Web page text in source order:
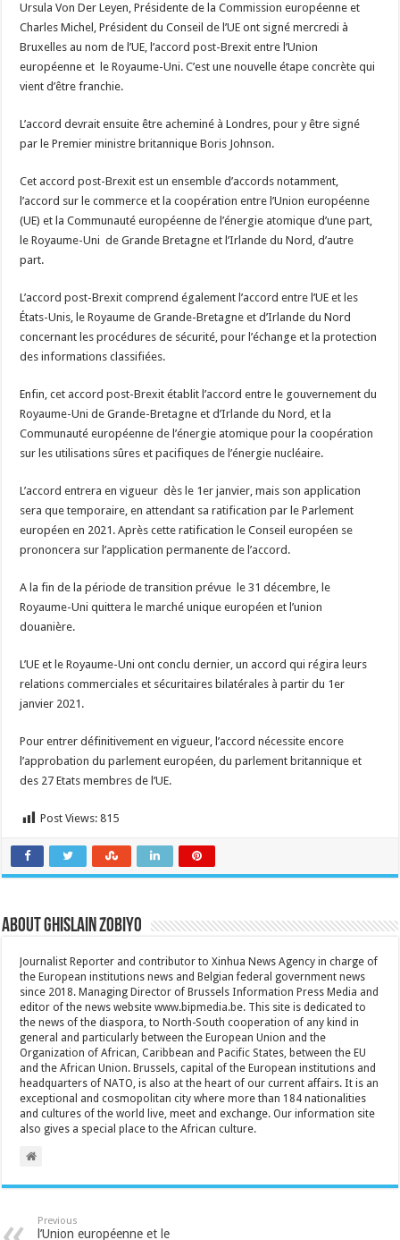
Ursula Von Der Leyen, Présidente de la Commission européenne et
Charles Michel, Président du Conseil de l’UE ont signé mercredi à
Bruxelles au nom de l’UE, l’accord post-Brexit entre l’Union
européenne et le Royaume-Uni. C’est une nouvelle étape concrète qui
vient d’être franchie.
L’accord devrait ensuite être acheminé à Londres, pour y être signé
par le Premier ministre britannique Boris Johnson.
Cet accord post-Brexit est un ensemble d’accords notamment,
l’accord sur le commerce et la coopération entre l’Union européenne
(UE) et la Communauté européenne de l’énergie atomique d’une part,
le Royaume-Uni de Grande Bretagne et l’Irlande du Nord, d’autre
part.
L’accord post-Brexit comprend également l’accord entre l’UE et les
États-Unis, le Royaume de Grande-Bretagne et d’Irlande du Nord
concernant les procédures de sécurité, pour l’échange et la protection
des informations classifiées.
Enfin, cet accord post-Brexit établit l’accord entre le gouvernement du
Royaume-Uni de Grande-Bretagne et d’Irlande du Nord, et la
Communauté européenne de l’énergie atomique pour la coopération
sur les utilisations sûres et pacifiques de l’énergie nucléaire.
L’accord entrera en vigueur dès le 1er janvier, mais son application
sera que temporaire, en attendant sa ratification par le Parlement
européen en 2021. Après cette ratification le Conseil européen se
prononcera sur l’application permanente de l’accord.
A la fin de la période de transition prévue le 31 décembre, le
Royaume-Uni quittera le marché unique européen et l’union
douanière.
L’UE et le Royaume-Uni ont conclu dernier, un accord qui régira leurs
relations commerciales et sécuritaires bilatérales à partir du 1er
janvier 2021.
Pour entrer définitivement en vigueur, l’accord nécessite encore
l’approbation du parlement européen, du parlement britannique et
des 27 Etats membres de l’UE.
Post Views: 815
About Ghislain Zobiyo
Journalist Reporter and contributor to Xinhua News Agency in charge of
the European institutions news and Belgian federal government news
since 2018. Managing Director of Brussels Information Press Media and
editor of the news website www.bipmedia.be. This site is dedicated to
the news of the diaspora, to North-South cooperation of any kind in
general and particularly between the European Union and the
Organization of African, Caribbean and Pacific States, between the EU
and the African Union. Brussels, capital of the European institutions and
headquarters of NATO, is also at the heart of our current affairs. It is an
exceptional and cosmopolitan city where more than 184 nationalities
and cultures of the world live, meet and exchange. Our information site
also gives a special place to the African culture.
Previous
l’Union européenne et le